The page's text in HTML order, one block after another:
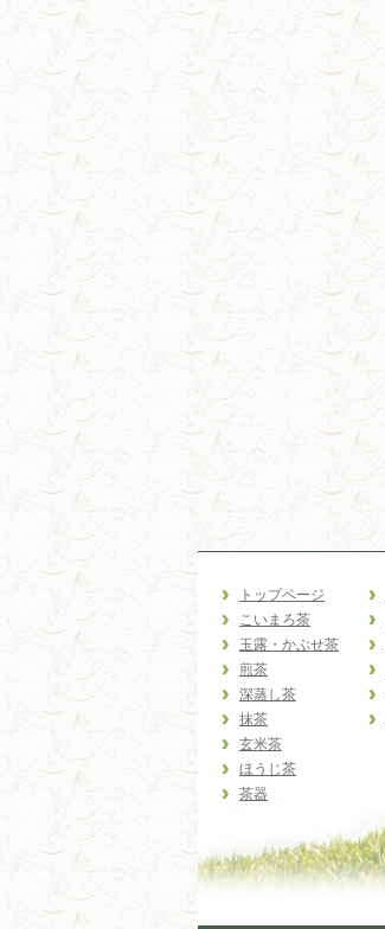
トップページ
こいまろ茶
玉露・かぶせ茶
煎茶
深蒸し茶
抹茶
玄米茶
ほうじ茶
茶器